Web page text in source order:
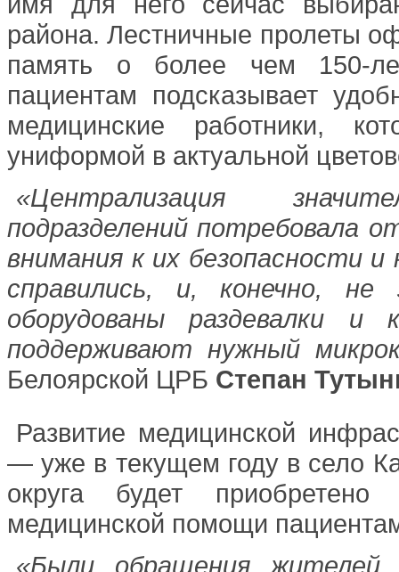
района. Лестничные пролеты
память о более чем 150-
пациентам подсказывает
медицинские работники,
униформой в актуальной
«Централизация
подразделений потребовала
внимания к их безопасности
справились, и, конечно,
оборудованы раздевалки
поддерживают нужный
Белоярской ЦРБ Степан
Развитие медицинской
— уже в текущем году в село
округа будет
медицинской помощи
«Были обращения